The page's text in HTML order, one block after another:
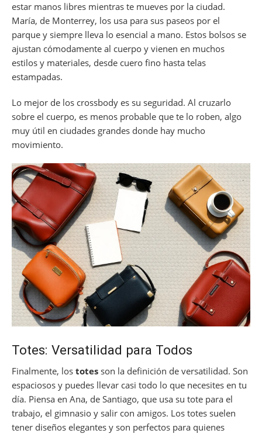
estar manos libres mientras te mueves por la ciudad.
María, de Monterrey, los usa para sus paseos por el
parque y siempre lleva lo esencial a mano. Estos bolsos se
ajustan cómodamente al cuerpo y vienen en muchos
estilos y materiales, desde cuero fino hasta telas
estampadas.
Lo mejor de los crossbody es su seguridad. Al cruzarlo
sobre el cuerpo, es menos probable que te lo roben, algo
muy útil en ciudades grandes donde hay mucho
movimiento.
Totes: Versatilidad para Todos
Finalmente, los totes son la definición de versatilidad. Son
espaciosos y puedes llevar casi todo lo que necesites en tu
día. Piensa en Ana, de Santiago, que usa su tote para el
trabajo, el gimnasio y salir con amigos. Los totes suelen
tener diseños elegantes y son perfectos para quienes